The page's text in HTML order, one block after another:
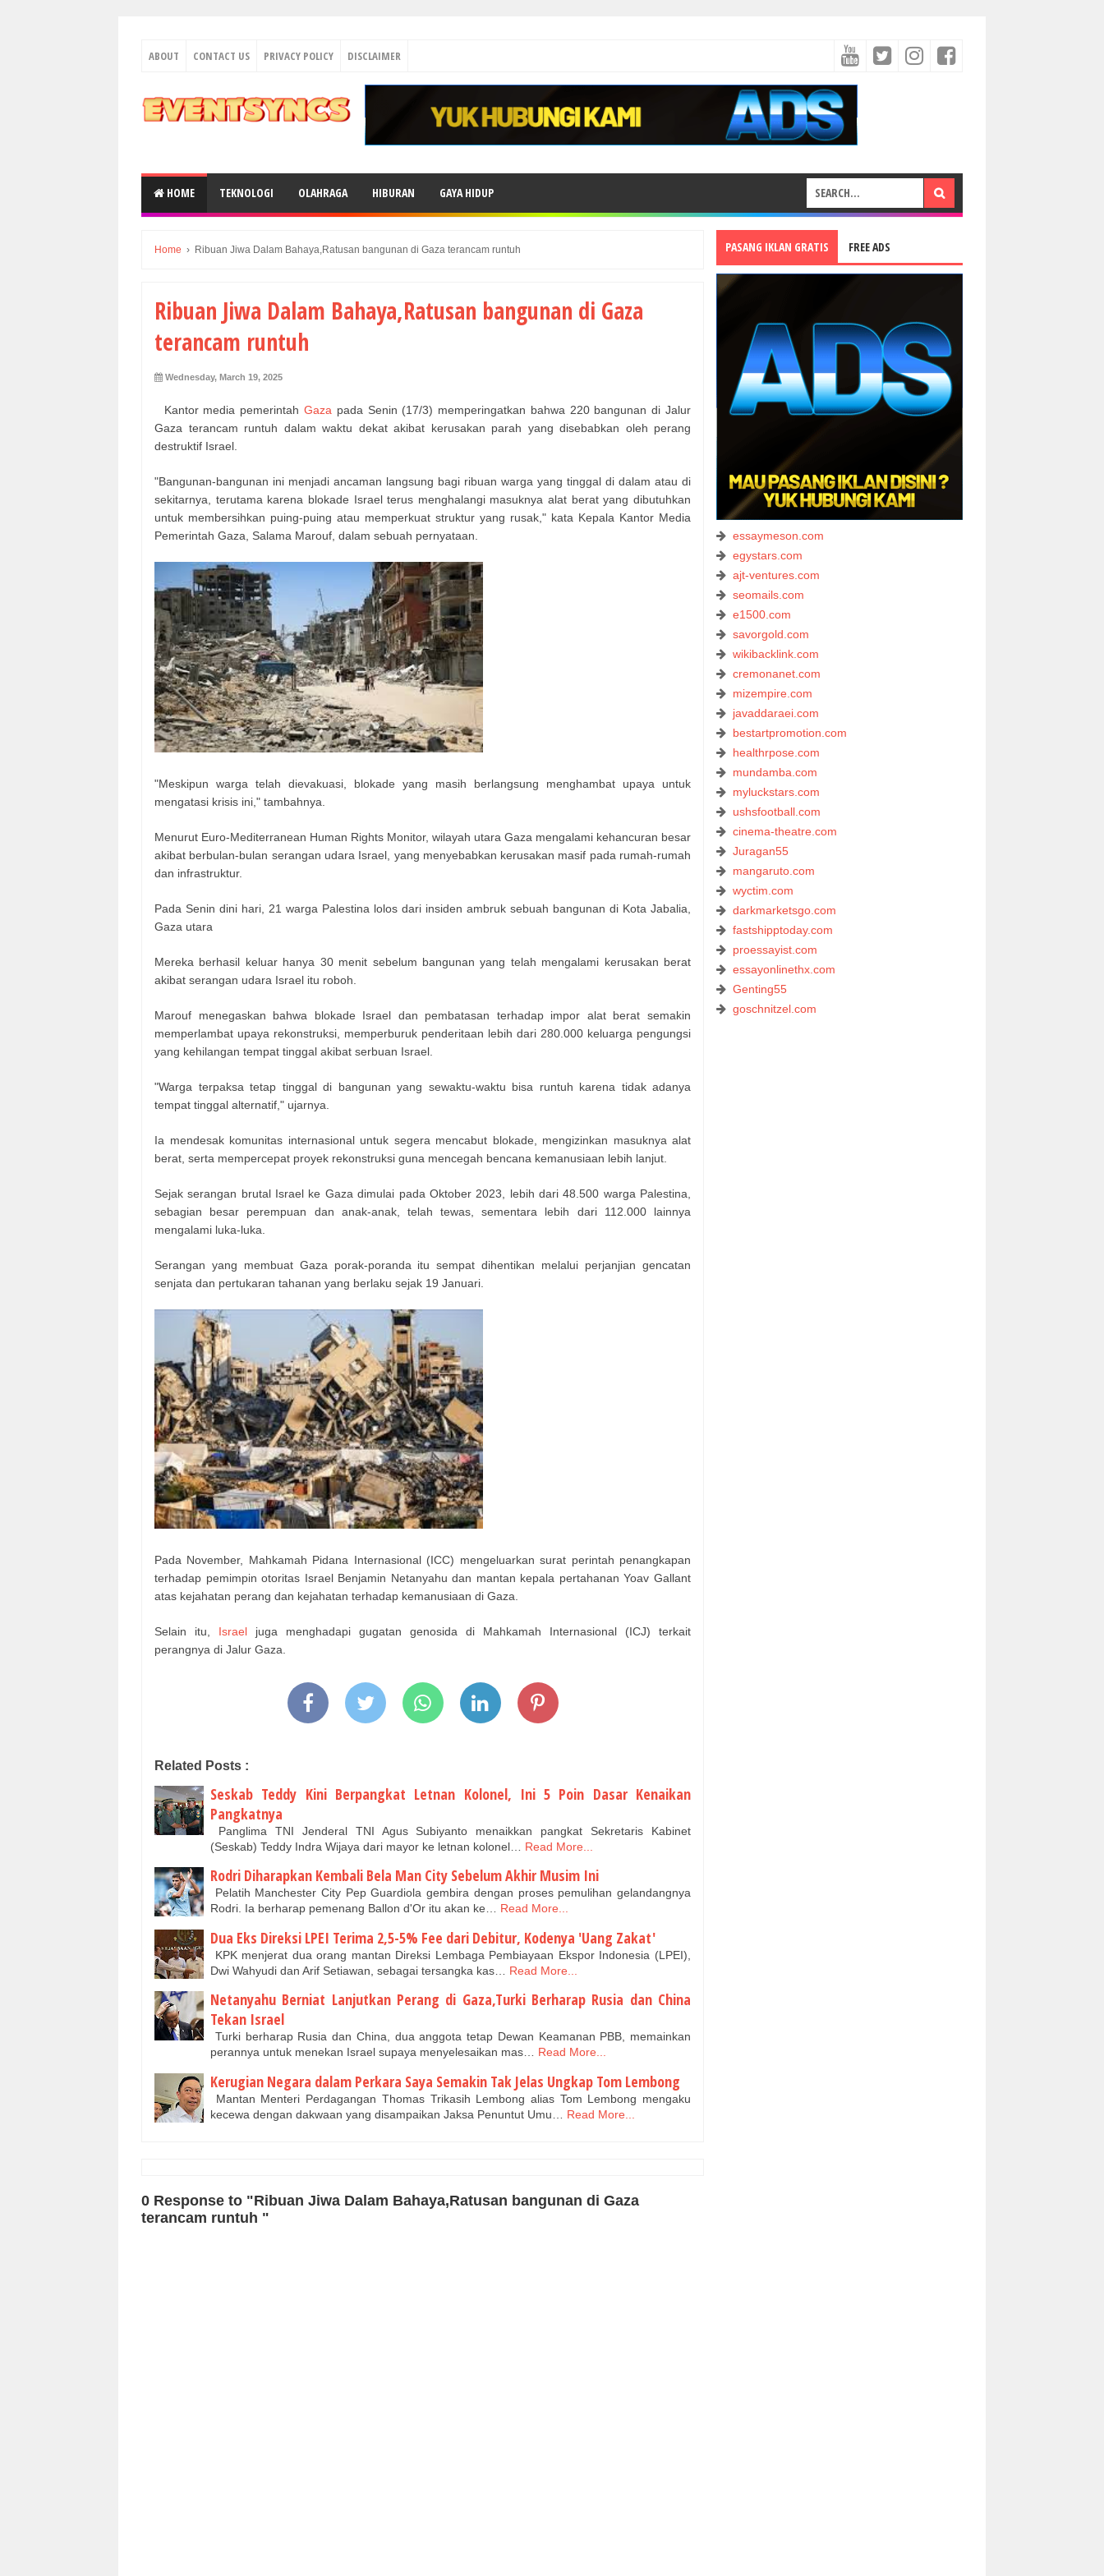
ABOUT CONTACT US PRIVACY POLICY DISCLAIMER
HOME TEKNOLOGI OLAHRAGA HIBURAN GAYA HIDUP
Home › Ribuan Jiwa Dalam Bahaya,Ratusan bangunan di Gaza terancam runtuh
Ribuan Jiwa Dalam Bahaya,Ratusan bangunan di Gaza
terancam runtuh
Wednesday, March 19, 2025
Kantor media pemerintah Gaza pada Senin (17/3) memperingatkan bahwa 220 bangunan di Jalur
Gaza terancam runtuh dalam waktu dekat akibat kerusakan parah yang disebabkan oleh perang
destruktif Israel.
"Bangunan-bangunan ini menjadi ancaman langsung bagi ribuan warga yang tinggal di dalam atau di
sekitarnya, terutama karena blokade Israel terus menghalangi masuknya alat berat yang dibutuhkan
untuk membersihkan puing-puing atau memperkuat struktur yang rusak," kata Kepala Kantor Media
Pemerintah Gaza, Salama Marouf, dalam sebuah pernyataan.
"Meskipun warga telah dievakuasi, blokade yang masih berlangsung menghambat upaya untuk
mengatasi krisis ini," tambahnya.
Menurut Euro-Mediterranean Human Rights Monitor, wilayah utara Gaza mengalami kehancuran besar
akibat berbulan-bulan serangan udara Israel, yang menyebabkan kerusakan masif pada rumah-rumah
dan infrastruktur.
Pada Senin dini hari, 21 warga Palestina lolos dari insiden ambruk sebuah bangunan di Kota Jabalia,
Gaza utara
Mereka berhasil keluar hanya 30 menit sebelum bangunan yang telah mengalami kerusakan berat
akibat serangan udara Israel itu roboh.
Marouf menegaskan bahwa blokade Israel dan pembatasan terhadap impor alat berat semakin
memperlambat upaya rekonstruksi, memperburuk penderitaan lebih dari 280.000 keluarga pengungsi
yang kehilangan tempat tinggal akibat serbuan Israel.
"Warga terpaksa tetap tinggal di bangunan yang sewaktu-waktu bisa runtuh karena tidak adanya
tempat tinggal alternatif," ujarnya.
Ia mendesak komunitas internasional untuk segera mencabut blokade, mengizinkan masuknya alat
berat, serta mempercepat proyek rekonstruksi guna mencegah bencana kemanusiaan lebih lanjut.
Sejak serangan brutal Israel ke Gaza dimulai pada Oktober 2023, lebih dari 48.500 warga Palestina,
sebagian besar perempuan dan anak-anak, telah tewas, sementara lebih dari 112.000 lainnya
mengalami luka-luka.
Serangan yang membuat Gaza porak-poranda itu sempat dihentikan melalui perjanjian gencatan
senjata dan pertukaran tahanan yang berlaku sejak 19 Januari.
Pada November, Mahkamah Pidana Internasional (ICC) mengeluarkan surat perintah penangkapan
terhadap pemimpin otoritas Israel Benjamin Netanyahu dan mantan kepala pertahanan Yoav Gallant
atas kejahatan perang dan kejahatan terhadap kemanusiaan di Gaza.
Selain itu, Israel juga menghadapi gugatan genosida di Mahkamah Internasional (ICJ) terkait
perangnya di Jalur Gaza.
Related Posts :
Seskab Teddy Kini Berpangkat Letnan Kolonel, Ini 5 Poin Dasar Kenaikan
Pangkatnya
Panglima TNI Jenderal TNI Agus Subiyanto menaikkan pangkat Sekretaris Kabinet
(Seskab) Teddy Indra Wijaya dari mayor ke letnan kolonel…
Read More...
Rodri Diharapkan Kembali Bela Man City Sebelum Akhir Musim Ini
Pelatih Manchester City Pep Guardiola gembira dengan proses pemulihan gelandangnya
Rodri. Ia berharap pemenang Ballon d'Or itu akan ke…
Read More...
Dua Eks Direksi LPEI Terima 2,5-5% Fee dari Debitur, Kodenya 'Uang Zakat'
KPK menjerat dua orang mantan Direksi Lembaga Pembiayaan Ekspor Indonesia (LPEI),
Dwi Wahyudi dan Arif Setiawan, sebagai tersangka kas…
Read More...
Netanyahu Berniat Lanjutkan Perang di Gaza,Turki Berharap Rusia dan China
Tekan Israel
Turki berharap Rusia dan China, dua anggota tetap Dewan Keamanan PBB, memainkan
perannya untuk menekan Israel supaya menyelesaikan mas…
Read More...
Kerugian Negara dalam Perkara Saya Semakin Tak Jelas Ungkap Tom Lembong
Mantan Menteri Perdagangan Thomas Trikasih Lembong alias Tom Lembong mengaku
kecewa dengan dakwaan yang disampaikan Jaksa Penuntut Umu…
Read More...
0 Response to "Ribuan Jiwa Dalam Bahaya,Ratusan bangunan di Gaza
terancam runtuh "
PASANG IKLAN GRATIS FREE ADS
essaymeson.com
egystars.com
ajt-ventures.com
seomails.com
e1500.com
savorgold.com
wikibacklink.com
cremonanet.com
mizempire.com
javaddaraei.com
bestartpromotion.com
healthrpose.com
mundamba.com
myluckstars.com
ushsfootball.com
cinema-theatre.com
Juragan55
mangaruto.com
wyctim.com
darkmarketsgo.com
fastshipptoday.com
proessayist.com
essayonlinethx.com
Genting55
goschnitzel.com